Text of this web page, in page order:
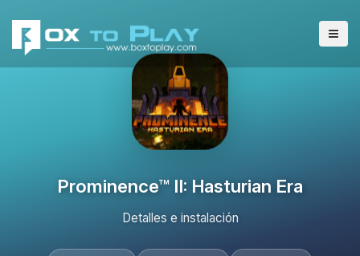
Prominence™ II: Hasturian Era
Detalles e instalación